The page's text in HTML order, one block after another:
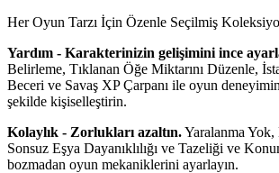
Her Oyun Tarzı İçin Özenle Seçilmiş
Yardım - Karakterinizin gelişimini ince
Belirleme, Tıklanan Öğe Miktarını Düzenle,
Beceri ve Savaş XP Çarpanı ile oyun
şekilde kişiselleştirin.
Kolaylık - Zorlukları azaltın.Yaralanma Yok,
Sonsuz Eşya Dayanıklılığı ve Tazeliği ve
bozmadan oyun mekaniklerini ayarlayın.